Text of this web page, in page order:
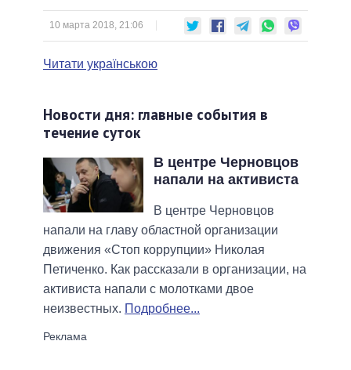
МЭРЫ
ВСЕ ПЕРСОНЫ
СРАВНЕНИЕ ПОЛИТИКОВ
10 марта 2018, 21:06
Читати українською
Новости дня: главные события в
течение суток
В центре Черновцов
напали на активиста
В центре Черновцов
напали на главу областной организации
движения «Стоп коррупции» Николая
Петиченко. Как рассказали в организации, на
активиста напали с молотками двое
неизвестных. Подробнее...